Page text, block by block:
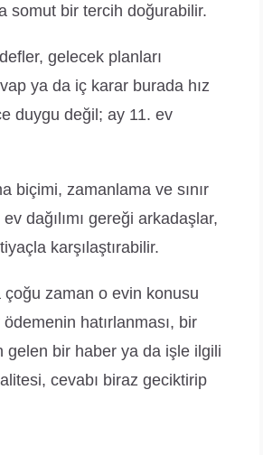
somut bir tercih doğurabilir.
gelecek planları
ya da iç karar burada hız
duygu değil; ay 11. ev
biçimi, zamanlama ve sınır
dağılımı gereği arkadaşlar,
karşılaştırabilir.
çoğu zaman o evin konusu
hatırlanması, bir
gelen bir haber ya da işle ilgili
cevabı biraz geciktirip